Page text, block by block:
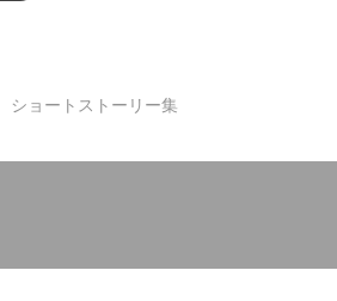
ョートストーリー集